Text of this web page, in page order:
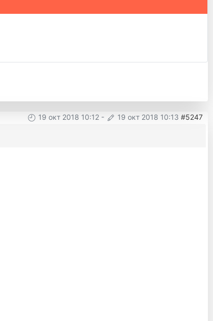
19 окт 2018 10:12- 19 окт 2018 10:13 #5247